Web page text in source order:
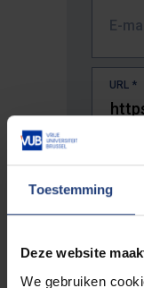
Toestemming
Deze website
We gebruiken
E-
URL *
De